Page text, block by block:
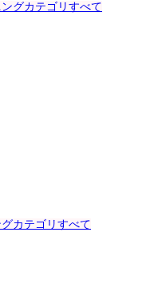
グカテゴリすべて
カテゴリすべて